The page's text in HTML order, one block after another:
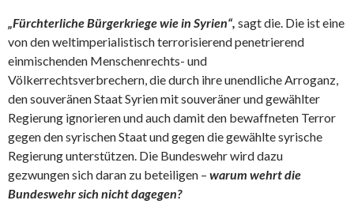
„Fürchterliche Bürgerkriege wie in Syrien“, sagt die. Die ist eine
von den weltimperialistisch terrorisierend penetrierend
einmischenden Menschenrechts- und
Völkerrechtsverbrechern, die durch ihre unendliche Arroganz,
den souveränen Staat Syrien mit souveräner und gewählter
Regierung ignorieren und auch damit den bewaffneten Terror
gegen den syrischen Staat und gegen die gewählte syrische
Regierung unterstützen. Die Bundeswehr wird dazu
gezwungen sich daran zu beteiligen – warum wehrt die
Bundeswehr sich nicht dagegen?